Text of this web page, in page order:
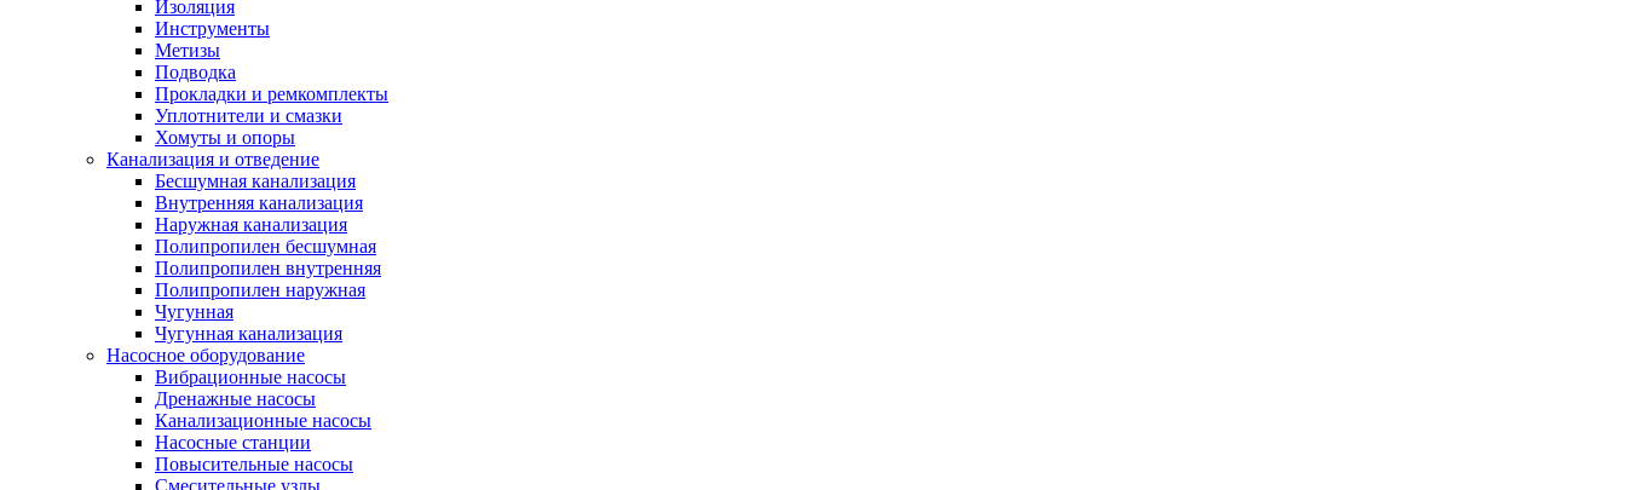
Изоляция
Инструменты
Метизы
Подводка
Прокладки и ремкомплекты
Уплотнители и смазки
Хомуты и опоры
Канализация и отведение
Бесшумная канализация
Внутренняя канализация
Наружная канализация
Полипропилен бесшумная
Полипропилен внутренняя
Полипропилен наружная
Чугунная
Чугунная канализация
Насосное оборудование
Вибрационные насосы
Дренажные насосы
Канализационные насосы
Насосные станции
Повысительные насосы
Смесительные узлы